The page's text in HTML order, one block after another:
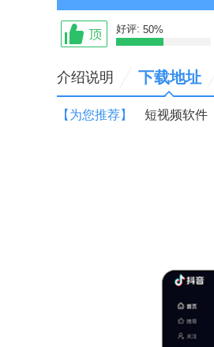
好评: 50%
介绍说明 下载地址
【为您推荐】 短视频软件